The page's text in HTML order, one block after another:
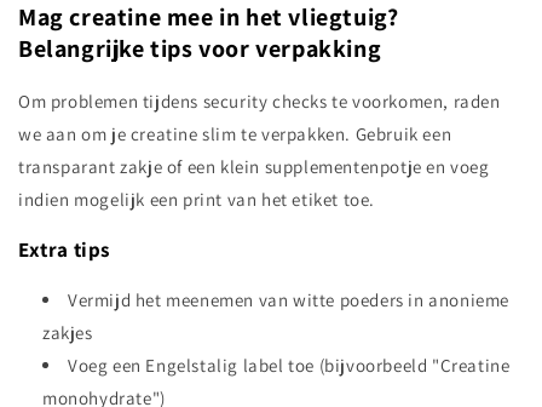
Mag creatine mee in het vliegtuig?
Belangrijke tips voor verpakking
Om problemen tijdens security checks te voorkomen, raden
we aan om je creatine slim te verpakken. Gebruik een
transparant zakje of een klein supplementenpotje en voeg
indien mogelijk een print van het etiket toe.
Extra tips
Vermijd het meenemen van witte poeders in anonieme
zakjes
Voeg een Engelstalig label toe (bijvoorbeeld "Creatine
monohydrate")